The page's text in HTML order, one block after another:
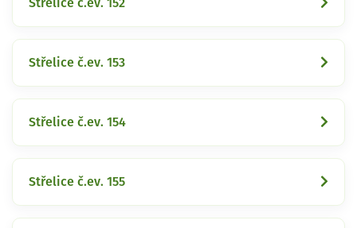
Střelice č.ev. 152
Střelice č.ev. 153
Střelice č.ev. 154
Střelice č.ev. 155